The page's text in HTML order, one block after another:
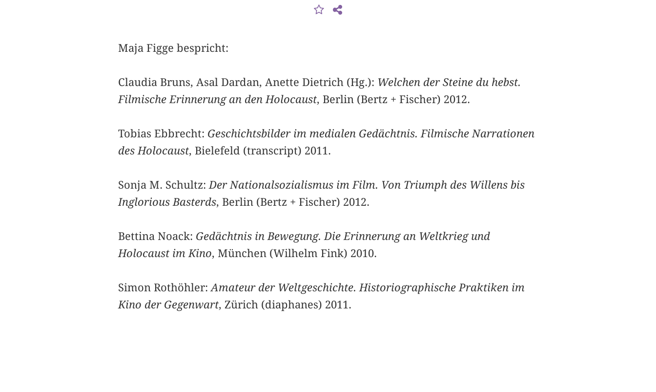
Maja Figge bespricht:
Claudia Bruns, Asal Dardan, Anette Dietrich (Hg.): Welchen der Steine du hebst.
Filmische Erinnerung an den Holocaust, Berlin (Bertz + Fischer) 2012.
Tobias Ebbrecht: Geschichtsbilder im medialen Gedächtnis. Filmische Narrationen
des Holocaust, Bielefeld (transcript) 2011.
Sonja M. Schultz: Der Nationalsozialismus im Film. Von Triumph des Willens bis
Inglorious Basterds, Berlin (Bertz + Fischer) 2012.
Bettina Noack: Gedächtnis in Bewegung. Die Erinnerung an Weltkrieg und
Holocaust im Kino, München (Wilhelm Fink) 2010.
Simon Rothöhler: Amateur der Weltgeschichte. Historiographische Praktiken im
Kino der Gegenwart, Zürich (diaphanes) 2011.